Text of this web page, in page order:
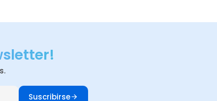
Suscribirse